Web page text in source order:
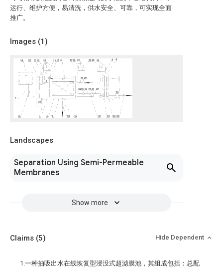
运行、维护方便，易清洗，供水安全、可靠，可实现全面
推广。
Images (1)
Landscapes
Separation Using Semi-Permeable
Membranes
Show more
Claims (5) Hide Dependent
1.一种抽吸出水在线恢复型浸没式超滤膜池，其组成包括：总配